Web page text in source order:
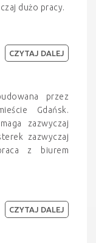
dużo pracy.
przez
Gdańsk.
zazwyczaj
zazwyczaj
z biurem
CZYTAJ DALEJ
CZYTAJ DALEJ